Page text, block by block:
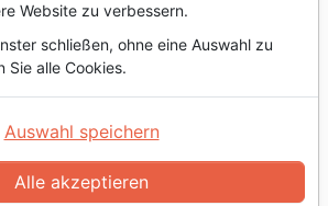
Kinder-, Erwachsenenarbeit
proche de Dieu - étude biblique
femme proche de Dieu
Website zu verbessern.
schließen, ohne eine Auswahl zu
alle Cookies.
Alle akzeptieren
Auswahl speichern